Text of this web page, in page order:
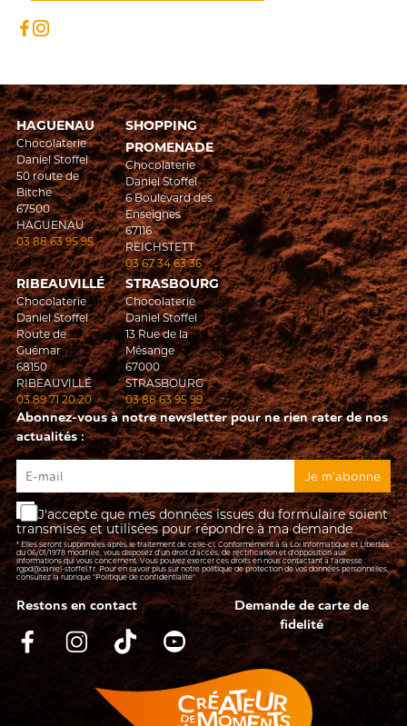
HAGUENAU
Chocolaterie
Daniel Stoffel
50 route de
Bitche
67500
HAGUENAU
03 88 63 95 95
SHOPPING
PROMENADE
Chocolaterie
Daniel Stoffel
6 Boulevard des
Enseignes
67116
REICHSTETT
03 67 34 63 36
RIBEAUVILLÉ
Chocolaterie
Daniel Stoffel
Route de
Guémar
68150
RIBEAUVILLÉ
03 89 71 20 20
STRASBOURG
Chocolaterie
Daniel Stoffel
13 Rue de la
Mésange
67000
STRASBOURG
03 88 63 95 99
Abonnez-vous à notre newsletter pour ne rien rater de nos
actualités :
J'accepte que mes données issues du formulaire soient
transmises et utilisées pour répondre à ma demande
* Elles seront supprimées après le traitement de celle-ci. Conformément à la Loi Informatique et Libertés
du 06/01/1978 modifiée, vous disposez d'un droit d'accès, de rectification et d’opposition aux
informations qui vous concernent. Vous pouvez exercer ces droits en nous contactant à l'adresse :
rgpd@daniel-stoffel.fr. Pour en savoir plus sur notre politique de protection de vos données personnelles,
consultez la rubrique "Politique de confidentialité"
Restons en contact
Demande de carte de
fidelité